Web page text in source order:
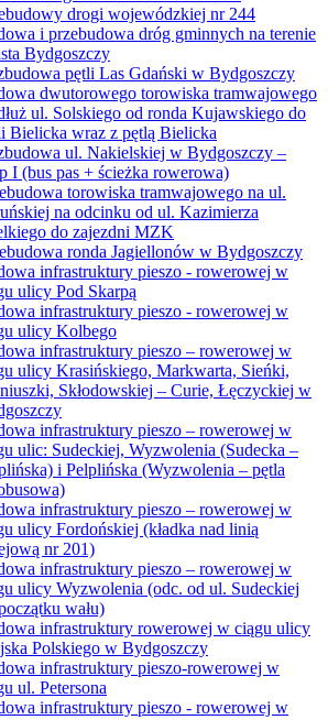
drogi wojewódzkiej nr 244
i przebudowa dróg gminnych na terenie
Bydgoszczy
pętli Las Gdański w Bydgoszczy
dwutorowego torowiska tramwajowego
ul. Solskiego od ronda Kujawskiego do
Bielicka wraz z pętlą Bielicka
ul. Nakielskiej w Bydgoszczy –
I (bus pas + ścieżka rowerowa)
torowiska tramwajowego na ul.
na odcinku od ul. Kazimierza
do zajezdni MZK
ronda Jagiellonów w Bydgoszczy
infrastruktury pieszo - rowerowej w
ulicy Pod Skarpą
infrastruktury pieszo - rowerowej w
ulicy Kolbego
infrastruktury pieszo – rowerowej w
ulicy Krasińskiego, Markwarta, Sieńki,
Skłodowskiej – Curie, Łęczyckiej w
infrastruktury pieszo – rowerowej w
ulic: Sudeckiej, Wyzwolenia (Sudecka –
i Pelplińska (Wyzwolenia – pętla
infrastruktury pieszo – rowerowej w
ulicy Fordońskiej (kładka nad linią
nr 201)
infrastruktury pieszo – rowerowej w
ulicy Wyzwolenia (odc. od ul. Sudeckiej
wału)
infrastruktury rowerowej w ciągu ulicy
Polskiego w Bydgoszczy
infrastruktury pieszo-rowerowej w
ul. Petersona
infrastruktury pieszo - rowerowej w